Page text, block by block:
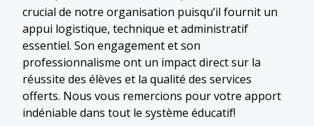
crucial de notre organisation puisqu’il fournit un
appui logistique, technique et administratif
essentiel. Son engagement et son
professionnalisme ont un impact direct sur la
réussite des élèves et la qualité des services
offerts. Nous vous remercions pour votre apport
indéniable dans tout le système éducatif!